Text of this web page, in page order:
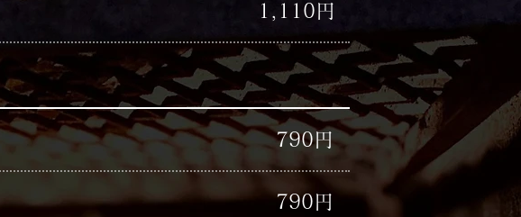
​1,110円
​790円
​790円